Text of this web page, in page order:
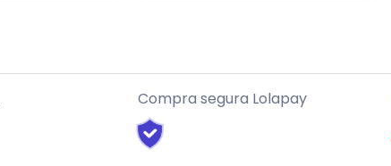
Compra segura Lolapay